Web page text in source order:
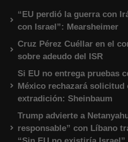
“EU perdió la guerra con
con Israel”: Mearsheimer
Cruz Pérez Cuéllar en el
sobre adeudo del ISR
Si EU no entrega pruebas
México rechazará solicitud
extradición: Sheinbaum
Trump advierte a
responsable” con Líbano